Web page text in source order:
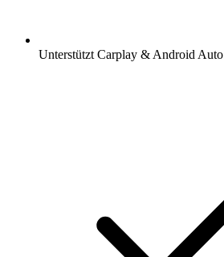
Unterstützt Carplay & Android Auto